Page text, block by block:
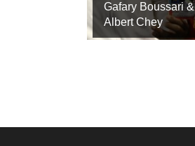
Gafary Boussari &
Albert Chey